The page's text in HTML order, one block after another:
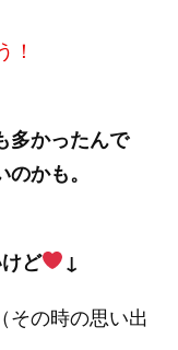
！
多かったんで
かも。
ど
↓
の時の思い出